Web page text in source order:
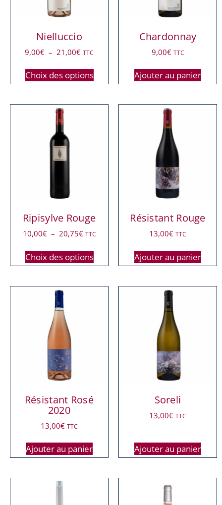
Nielluccio
9,00€ – 21,00€ TTC
Choix des options
Chardonnay
9,00€ TTC
Ajouter au panier
Ripisylve Rouge
10,00€ – 20,75€ TTC
Choix des options
Résistant Rouge
13,00€ TTC
Ajouter au panier
Résistant Rosé
2020
13,00€ TTC
Ajouter au panier
Soreli
13,00€ TTC
Ajouter au panier